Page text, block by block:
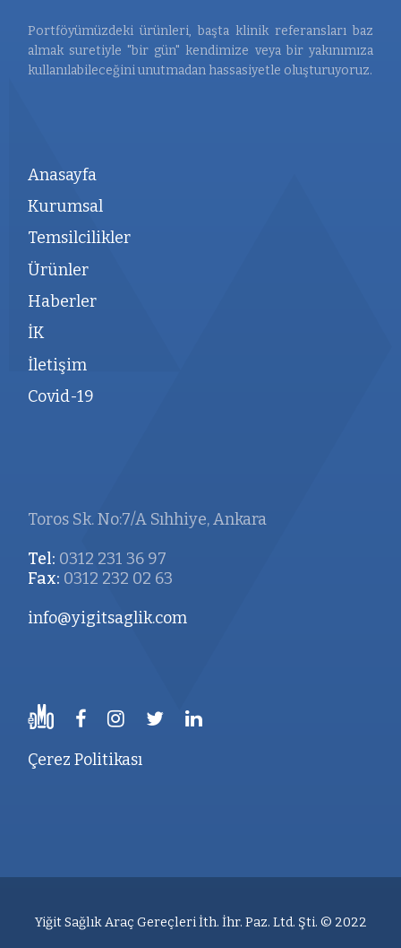
Portföyümüzdeki ürünleri, başta klinik referansları baz
almak suretiyle "bir gün" kendimize veya bir yakınımıza
kullanılabileceğini unutmadan hassasiyetle oluşturuyoruz.
Anasayfa
Kurumsal
Temsilcilikler
Ürünler
Haberler
İK
İletişim
Covid-19
Toros Sk. No:7/A Sıhhiye, Ankara
Tel: 0312 231 36 97
Fax: 0312 232 02 63
info@yigitsaglik.com
Çerez Politikası
Yiğit Sağlık Araç Gereçleri İth. İhr. Paz. Ltd. Şti. © 2022